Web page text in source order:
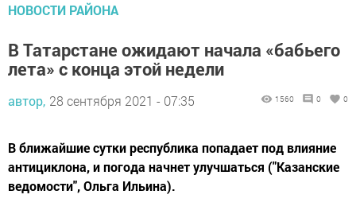
НОВОСТИ РАЙОНА
В Татарстане ожидают начала «бабьего
лета» с конца этой недели
автор, 28 сентября 2021 - 07:35 1560 0 0
В ближайшие сутки республика попадает под влияние
антициклона, и погода начнет улучшаться ("Казанские
ведомости", Ольга Ильина).